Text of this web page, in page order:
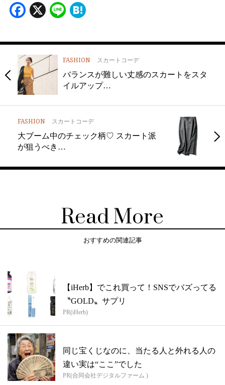
Facebook
X Line
FASHION スカートコーデ
バランスが難しい丈感のスカートをスタ
イルアップ…
FASHION スカートコーデ
大ブーム中のチェック柄♡ スカート派
が狙うべき…
Read More
おすすめの関連記事
【iHerb】でこれ買って！SNSでバズってる
〝GOLD〟サプリ
PR(iHerb)
同じ宝くじなのに、当たる人と外れる人の
違い実は“ここ”でした
PR(合同会社デジタルファーム )